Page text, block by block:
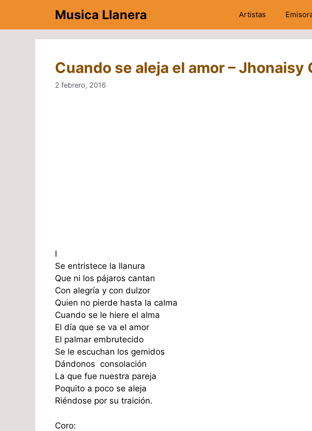
contenido
Musica Llanera Artistas
Cuando se aleja el amor – Jhonaisy
2 febrero, 2016
I
Se entristece la llanura
Que ni los pájaros cantan
Con alegría y con dulzor
Quien no pierde hasta la calma
Cuando se le hiere el alma
El día que se va el amor
El palmar embrutecido
Se le escuchan los gemidos
Dándonos consolación
La que fue nuestra pareja
Poquito a poco se aleja
Riéndose por su traición.
Coro: